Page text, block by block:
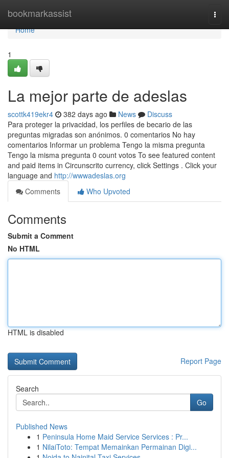
bookmarkassist
Home
Home
1
La mejor parte de adeslas
scottk419ekr4 382 days ago News
Discuss
Para proteger la privacidad, los perfiles de becario de las
preguntas migradas son anónimos. 0 comentarios No hay
comentarios Informar un problema Tengo la misma pregunta
Tengo la misma pregunta 0 count votos To see featured content
and paid items in Circunscrito currency, click Settings . Click your
language and http://wwwadeslas.org
Comments
Who Upvoted
Comments
Submit a Comment
No HTML
HTML is disabled
Report Page
Search
Go
Published News
1 Peninsula Home Maid Service Services : Pr...
1 NilaiToto: Tempat Memainkan Permainan Digi...